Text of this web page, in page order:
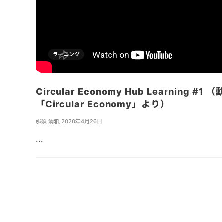
ラーニング
Circular Economy Hub Learning #1 （
「Circular Economy」より）
那須 清和 2020年4月26日
...